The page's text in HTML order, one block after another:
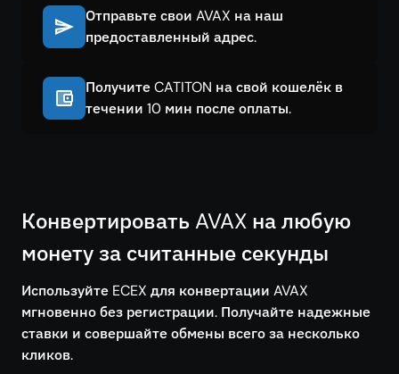
Отправьте свои AVAX на наш
предоставленный адрес.
Получите CATITON на свой кошелёк в
течении 10 мин после оплаты.
Конвертировать AVAX на любую
монету за считанные секунды
Используйте ECEX для конвертации AVAX
мгновенно без регистрации. Получайте надежные
ставки и совершайте обмены всего за несколько
кликов.